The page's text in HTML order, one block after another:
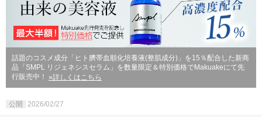
話題のコスメ成分「ヒト臍帯血順化培養液(整肌成分)」を15％配合した新商
品「SMPL リジェネシスセラム」を数量限定＆特別価格でMakuakeにて先
行販売中！ »詳しくはこちら
公開 2026/02/27